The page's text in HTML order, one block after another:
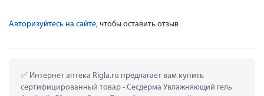
Авторизуйтесь на сайте, чтобы оставить отзыв
Интернет аптека Rigla.ru предлагает вам купить
сертифицированный товар - Сесдерма Увлажняющий гель